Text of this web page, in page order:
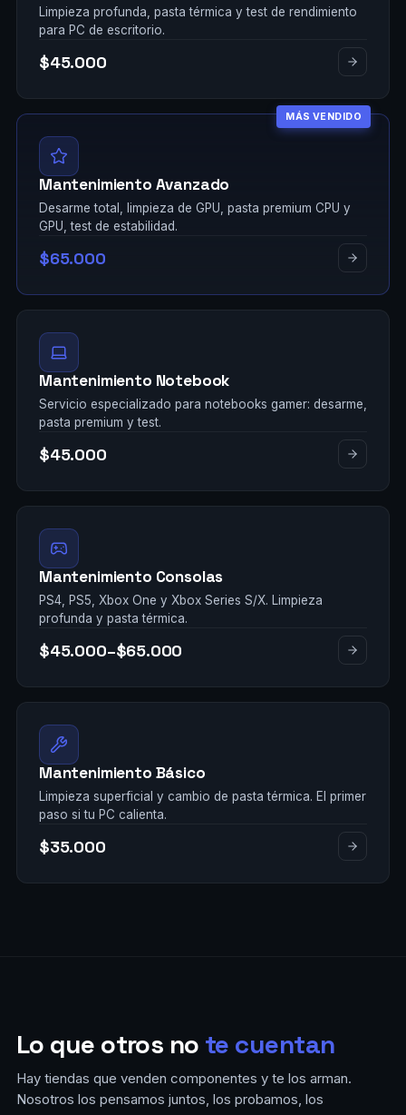
Limpieza profunda, pasta térmica y test de rendimiento
para PC de escritorio.
$45.000
MÁS VENDIDO
Mantenimiento Avanzado
Desarme total, limpieza de GPU, pasta premium CPU y
GPU, test de estabilidad.
$65.000
Mantenimiento Notebook
Servicio especializado para notebooks gamer: desarme,
pasta premium y test.
$45.000
Mantenimiento Consolas
PS4, PS5, Xbox One y Xbox Series S/X. Limpieza
profunda y pasta térmica.
$45.000–$65.000
Mantenimiento Básico
Limpieza superficial y cambio de pasta térmica. El primer
paso si tu PC calienta.
$35.000
Lo que otros no te cuentan
Hay tiendas que venden componentes y te los arman.
Nosotros los pensamos juntos, los probamos, los